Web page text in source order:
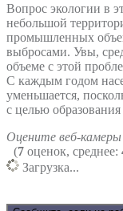
Вопрос экологии в
небольшой
промышленных
выбросами. Увы,
объеме с этой
С каждым годом
уменьшается,
с целью
Оцените веб-камеры
(7 оценок, среднее:
Загрузка...